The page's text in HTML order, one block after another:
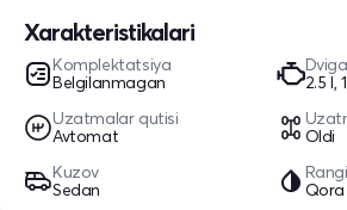
Xarakteristikalari
Komplektatsiya
Belgilanmagan
2.5 l,
Uzatmalar qutisi
Avtomat
Oldi
Kuzov
Sedan
Rangi
Qora